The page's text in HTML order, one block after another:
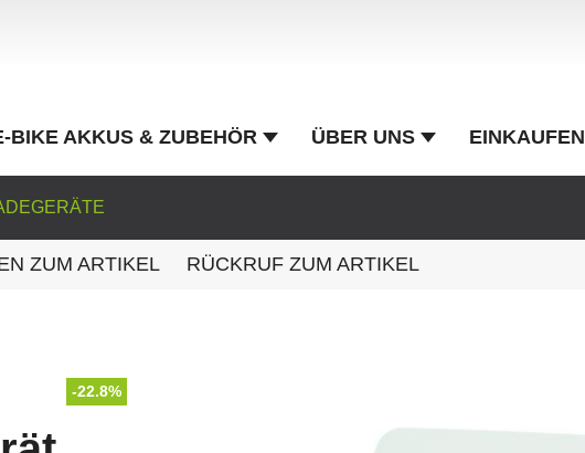
BIKE AKKUS & ZUBEHÖR ÜBER UNS EINKAUFEN
ZUM ARTIKEL RÜCKRUF ZUM ARTIKEL
-22.8%